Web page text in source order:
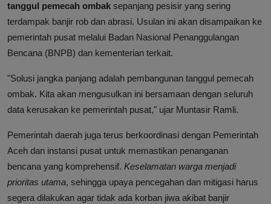
tanggul pemecah ombak sepanjang pesisir yang sering
terdampak banjir rob dan abrasi. Usulan ini akan disampaikan ke
pemerintah pusat melalui Badan Nasional Penanggulangan
Bencana (BNPB) dan kementerian terkait.
"Solusi jangka panjang adalah pembangunan tanggul pemecah
ombak. Kita akan mengusulkan ini bersamaan dengan seluruh
data kerusakan ke pemerintah pusat," ujar Muntasir Ramli.
Pemerintah daerah juga terus berkoordinasi dengan Pemerintah
Aceh dan instansi pusat untuk memastikan penanganan
bencana yang komprehensif. Keselamatan warga menjadi
prioritas utama, sehingga upaya pencegahan dan mitigasi harus
segera dilakukan agar tidak ada korban jiwa akibat banjir